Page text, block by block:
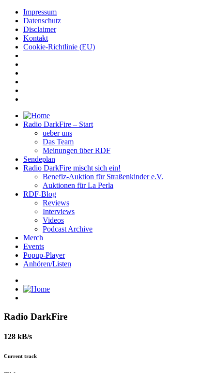
Impressum
Datenschutz
Disclaimer
Kontakt
Cookie-Richtlinie (EU)
Radio DarkFire – Start
ueber uns
Das Team
Meinungen über RDF
Sendeplan
Radio DarkFire mischt sich ein!
Benefiz-Auktion für Straßenkinder e.V.
Auktionen für La Perla
RDF-Blog
Reviews
Interviews
Videos
Podcast Archive
Merch
Events
Popup-Player
Anhören/Listen
Radio DarkFire
128 kB/s
Current track